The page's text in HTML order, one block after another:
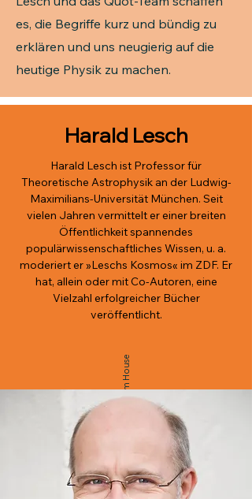
es, die Begriffe kurz und bündig zu
erklären und uns neugierig auf die
heutige Physik zu machen.
Harald Lesch
Harald Lesch ist Professor für
Theoretische Astrophysik an der Ludwig-
Maximilians-Universität München. Seit
vielen Jahren vermittelt er einer breiten
Öffentlichkeit spannendes
populärwissenschaftliches Wissen, u. a.
moderiert er »Leschs Kosmos« im ZDF. Er
hat, allein oder mit Co-Autoren, eine
Vielzahl erfolgreicher Bücher
veröffentlicht.
© Isabelle Grubert/Random House